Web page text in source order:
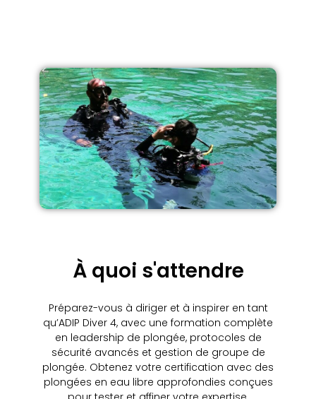
À quoi s'attendre
Préparez-vous à diriger et à inspirer en tant
qu’ADIP Diver 4, avec une formation complète
en leadership de plongée, protocoles de
sécurité avancés et gestion de groupe de
plongée. Obtenez votre certification avec des
plongées en eau libre approfondies conçues